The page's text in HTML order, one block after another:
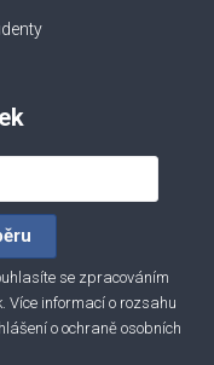
se zpracováním
Více informací o rozsahu
o ochraně osobních